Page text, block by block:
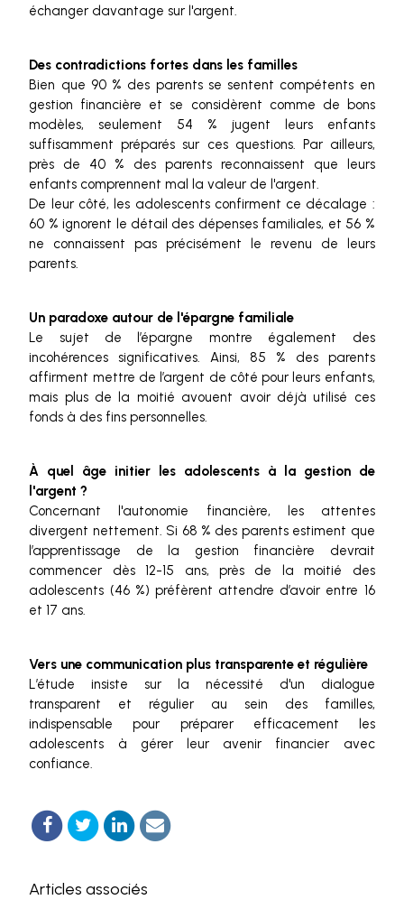
échanger davantage sur l'argent.
Des contradictions fortes dans les familles
Bien que 90 % des parents se sentent compétents en
gestion financière et se considèrent comme de bons
modèles, seulement 54 % jugent leurs enfants
suffisamment préparés sur ces questions. Par ailleurs,
près de 40 % des parents reconnaissent que leurs
enfants comprennent mal la valeur de l'argent.
De leur côté, les adolescents confirment ce décalage :
60 % ignorent le détail des dépenses familiales, et 56 %
ne connaissent pas précisément le revenu de leurs
parents.
Un paradoxe autour de l'épargne familiale
Le sujet de l’épargne montre également des
incohérences significatives. Ainsi, 85 % des parents
affirment mettre de l’argent de côté pour leurs enfants,
mais plus de la moitié avouent avoir déjà utilisé ces
fonds à des fins personnelles.
À quel âge initier les adolescents à la gestion de
l'argent ?
Concernant l'autonomie financière, les attentes
divergent nettement. Si 68 % des parents estiment que
l’apprentissage de la gestion financière devrait
commencer dès 12-15 ans, près de la moitié des
adolescents (46 %) préfèrent attendre d’avoir entre 16
et 17 ans.
Vers une communication plus transparente et régulière
L’étude insiste sur la nécessité d'un dialogue
transparent et régulier au sein des familles,
indispensable pour préparer efficacement les
adolescents à gérer leur avenir financier avec
confiance.
Articles associés